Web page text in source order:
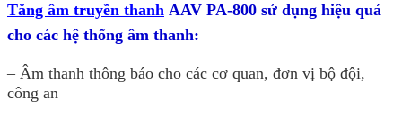
Tăng âm truyền thanh AAV PA-800 sử dụng hiệu quả
cho các hệ thống âm thanh:
– Âm thanh thông báo cho các cơ quan, đơn vị bộ đội,
công an